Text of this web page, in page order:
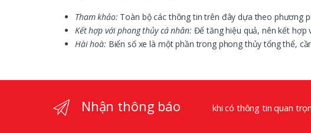
Tham khảo: Toàn bộ các thông tin trên đây dựa theo phương
Kết hợp với phong thủy cá nhân: Để tăng hiệu quả, nên kết hợp
Hài hoà: Biển số xe là một phần trong phong thủy tổng thể,
Nhận thông báo khi có thông tin quan